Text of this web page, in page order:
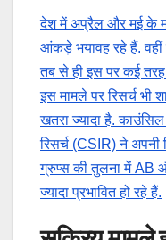
देश में अप्रैल और मई के
आंकड़े भयावह रहे हैं. वहीं
तब से ही इस पर कई
इस मामले पर रिसर्च भी
खतरा ज्‍यादा है.
रिसर्च (CSIR) ने अपनी
ग्रुप्स की तुलना में AB
ज्यादा प्रभावित हो रहे हैं.